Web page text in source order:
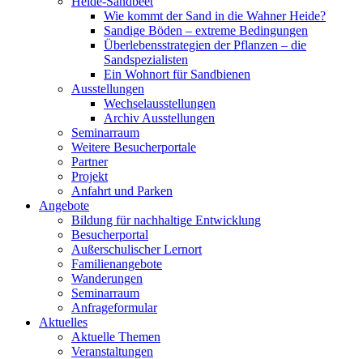
Wie kommt der Sand in die Wahner Heide?
Sandige Böden – extreme Bedingungen
Überlebensstrategien der Pflanzen – die
Sandspezialisten
Ein Wohnort für Sandbienen
Ausstellungen
Wechselausstellungen
Archiv Ausstellungen
Seminarraum
Weitere Besucherportale
Partner
Projekt
Anfahrt und Parken
Angebote
Bildung für nachhaltige Entwicklung
Besucherportal
Außerschulischer Lernort
Familienangebote
Wanderungen
Seminarraum
Anfrageformular
Aktuelles
Aktuelle Themen
Veranstaltungen